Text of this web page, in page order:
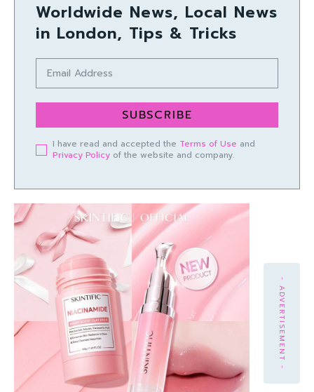
Worldwide News, Local News
in London, Tips & Tricks
SUBSCRIBE
I have read and accepted the Terms of Use and
Privacy Policy of the website and company.
- ADVERTISEMENT -